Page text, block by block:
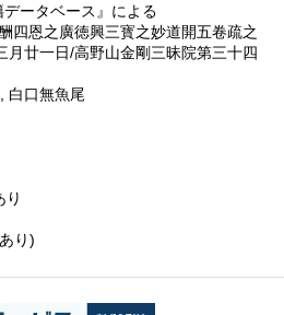
ータベース』による
四恩之廣徳興三寳之妙道開五卷疏之
月廿一日/高野山金剛三昧院第三十四
白口無魚尾
り
り)